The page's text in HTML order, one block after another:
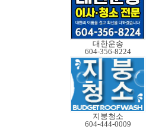
대한운송
604-356-8224
지붕청소
604-444-0009